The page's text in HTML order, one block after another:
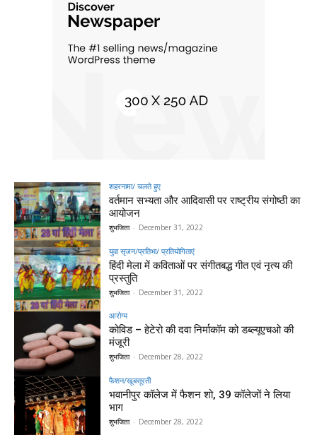
शहरनामा/ चलते हुए
वर्तमान सभ्यता और आदिवासी पर राष्ट्रीय संगोष्ठी का
आयोजन
शुभजिता - December 31, 2022
युवा सृजन/प्रतिभा/ प्रतियोगिताएं
हिंदी मेला में कविताओं पर संगीतबद्ध गीत एवं नृत्य की
प्रस्तुति
शुभजिता - December 31, 2022
आरोग्य
कोविड – हेटेरो की दवा निर्माकॉम को डब्ल्यूएचओ की
मंजूरी
शुभजिता - December 28, 2022
फैशन/खूबसूरती
भवानीपुर कॉलेज में फैशन शो, 39 कॉलेजों ने लिया
भाग
शुभजिता - December 28, 2022